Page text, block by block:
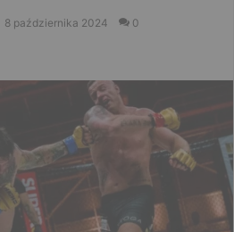
8 października 2024 0